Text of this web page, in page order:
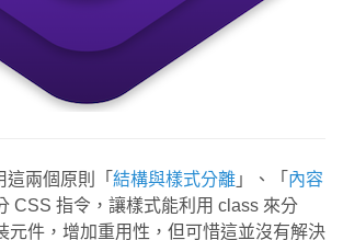
這兩個原則「 結構與樣式分離 」、「 內容
CSS 指令，讓樣式能利用 class 來分
元件，增加重用性，但可惜這並沒有解決